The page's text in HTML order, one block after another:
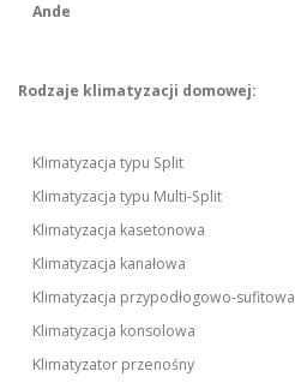
Ande
Rodzaje klimatyzacji domowej:
Klimatyzacja typu Split
Klimatyzacja typu Multi-Split
Klimatyzacja kasetonowa
Klimatyzacja kanałowa
Klimatyzacja przypodłogowo-sufitowa
Klimatyzacja konsolowa
Klimatyzator przenośny